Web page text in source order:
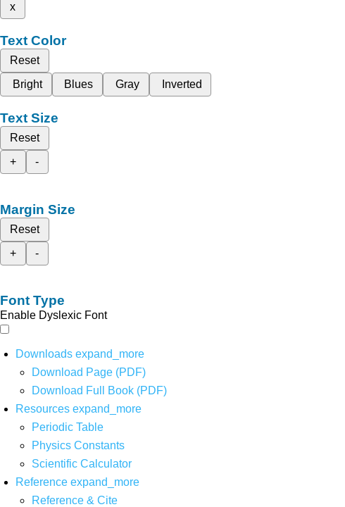
x
Text Color
Reset
Bright
Blues Gray Inverted
Text Size
Reset
+
-
Margin Size
Reset
+
-
Font Type
Enable Dyslexic Font
Downloads expand_more
Download Page (PDF)
Download Full Book (PDF)
Resources expand_more
Periodic Table
Physics Constants
Scientific Calculator
Reference expand_more
Reference & Cite